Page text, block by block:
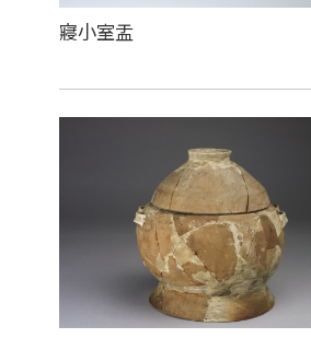
寢小室盂